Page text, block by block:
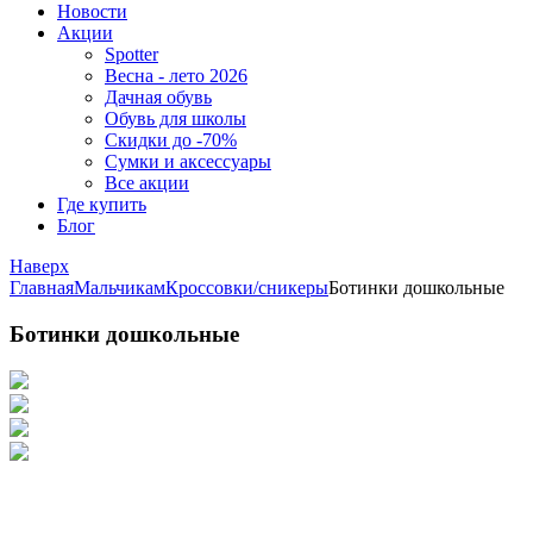
Новости
Акции
Spotter
Весна - лето 2026
Дачная обувь
Обувь для школы
Скидки до -70%
Сумки и аксессуары
Все акции
Где купить
Блог
Наверх
ГлавнаяМальчикамКроссовки/сникерыБотинки дошкольные
Ботинки дошкольные